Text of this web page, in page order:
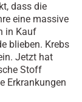
dass die
eine massive
in Kauf
blieben. Krebs
Jetzt hat
Stoff
Erkrankungen